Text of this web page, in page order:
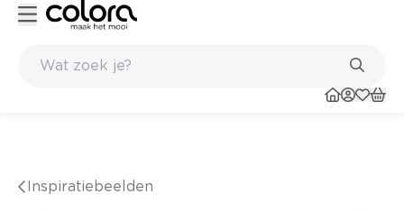
Inspiratiebeelden